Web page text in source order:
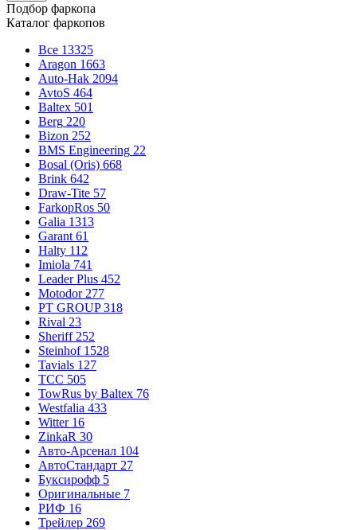
Подбор фаркопа
Каталог фаркопов
Все 13325
Aragon 1663
Auto-Hak 2094
AvtoS 464
Baltex 501
Berg 220
Bizon 252
BMS Engineering 22
Bosal (Oris) 668
Brink 642
Draw-Tite 57
FarkopRos 50
Galia 1313
Garant 61
Halty 112
Imiola 741
Leader Plus 452
Motodor 277
PT GROUP 318
Rival 23
Sheriff 252
Steinhof 1528
Tavials 127
TCC 505
TowRus by Baltex 76
Westfalia 433
Witter 16
ZinkaR 30
Авто-Арсенал 104
АвтоСтандарт 27
Буксирофф 5
Оригинальные 7
РИФ 16
Трейлер 269